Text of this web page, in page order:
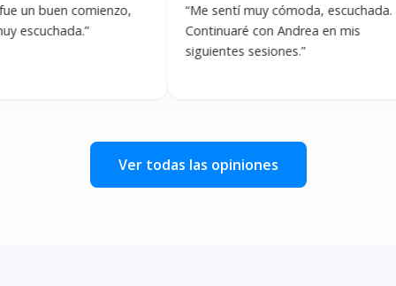
comienzo,
”
“ Me sentí muy cómoda, escuchada.
Continuaré con Andrea en mis
siguientes sesiones.”
“
Ver todas las opiniones